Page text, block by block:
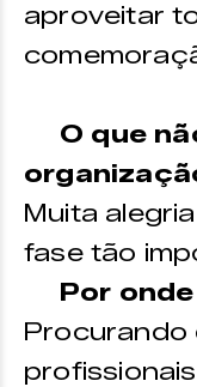
aproveitar
O que
Muita
fase tão
Por
Procurando